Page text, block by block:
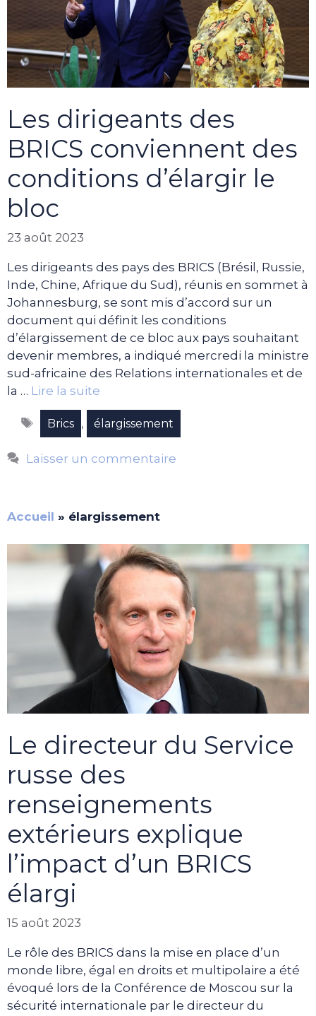
Les dirigeants des
BRICS conviennent des
conditions d’élargir le
bloc
23 août 2023
Les dirigeants des pays des BRICS (Brésil, Russie,
Inde, Chine, Afrique du Sud), réunis en sommet à
Johannesburg, se sont mis d’accord sur un
document qui définit les conditions
d’élargissement de ce bloc aux pays souhaitant
devenir membres, a indiqué mercredi la ministre
sud-africaine des Relations internationales et de
la … Lire la suite
Étiquettes
Brics , élargissement
Laisser un commentaire
Accueil » élargissement
Le directeur du Service
russe des
renseignements
extérieurs explique
l’impact d’un BRICS
élargi
15 août 2023
Le rôle des BRICS dans la mise en place d’un
monde libre, égal en droits et multipolaire a été
évoqué lors de la Conférence de Moscou sur la
sécurité internationale par le directeur du